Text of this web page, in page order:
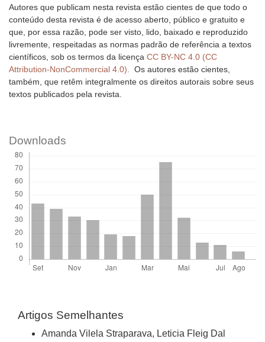
Autores que publicam nesta revista estão cientes de que todo o
conteúdo desta revista é de acesso aberto, público e gratuito e
que, por essa razão, pode ser visto, lido, baixado e reproduzido
livremente, respeitadas as normas padrão de referência a textos
científicos, sob os termos da licença CC BY-NC 4.0 (CC
Attribution-NonCommercial 4.0). Os autores estão cientes,
também, que retêm integralmente os direitos autorais sobre seus
textos publicados pela revista.
Downloads
Artigos Semelhantes
Amanda Vilela Straparava, Leticia Fleig Dal